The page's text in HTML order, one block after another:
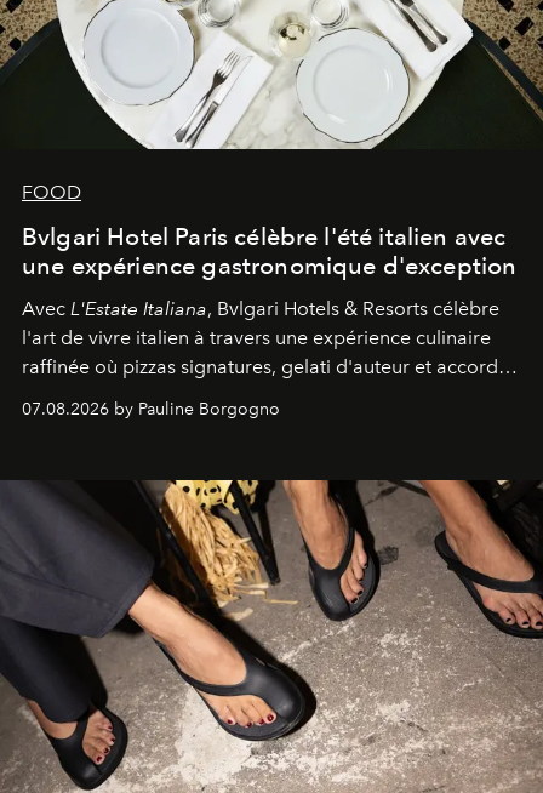
FOOD
Bvlgari Hotel Paris célèbre l'été italien avec
une expérience gastronomique d'exception
Avec L'Estate Italiana, Bvlgari Hotels & Resorts célèbre
l'art de vivre italien à travers une expérience culinaire
raffinée où pizzas signatures, gelati d'auteur et accords
07.08.2026 by Pauline Borgogno